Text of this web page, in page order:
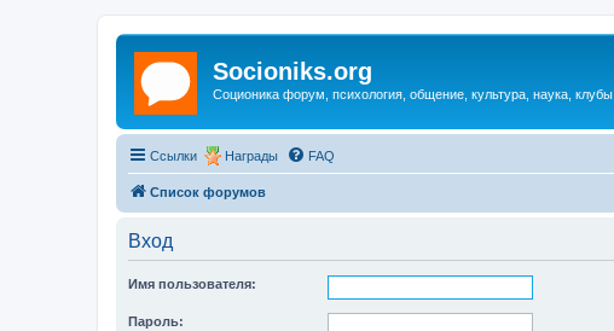
Socioniks.org
Соционика форум, психология, общение, культура, наука,
Ссылки Награды FAQ
Список форумов
Вход
Имя пользователя:
Пароль: